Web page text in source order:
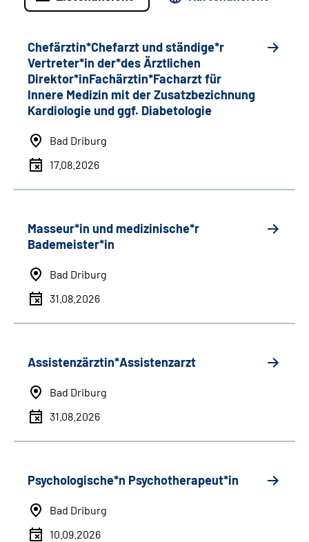
Chefärztin*Chefarzt und ständige*r
Vertreter*in der*des Ärztlichen
Direktor*inFachärztin*Facharzt für
Innere Medizin mit der Zusatzbezichnung
Kardiologie und ggf. Diabetologie
Bad Driburg
17.08.2026
Masseur*in und medizinische*r
Bademeister*in
Bad Driburg
31.08.2026
Assistenzärztin*Assistenzarzt
Bad Driburg
31.08.2026
Psychologische*n Psychotherapeut*in
Bad Driburg
10.09.2026